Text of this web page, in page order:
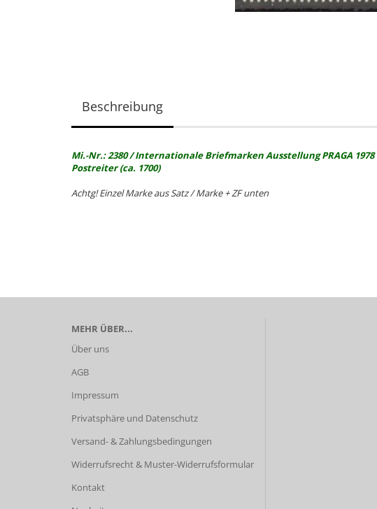
Beschreibung
Mi.-Nr.: 2380 / Internationale Briefmarken Ausstellung PRAGA
Postreiter (ca. 1700)
Achtg! Einzel Marke aus Satz / Marke + ZF unten
MEHR ÜBER...
Über uns
AGB
Impressum
Privatsphäre und Datenschutz
Versand- & Zahlungsbedingungen
Widerrufsrecht & Muster-Widerrufsformular
Kontakt